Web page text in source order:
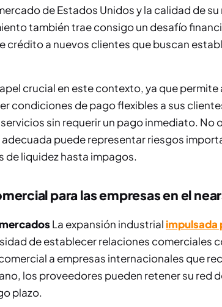
de Estados Unidos y la calidad de su
también trae consigo un desafío
crédito a nuevos clientes que buscan
crucial en este contexto, ya que permite
condiciones de pago flexibles a sus
sin requerir un pago inmediato. No
puede representar riesgos
de liquidez hasta impagos.
para las empresas en el
La expansión industrial impulsada
de establecer relaciones comerciales
a empresas internacionales que
los proveedores pueden retener su red
plazo.